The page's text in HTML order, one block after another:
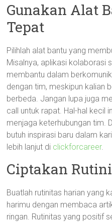
Gunakan Alat
Tepat
Pilihlah alat bantu yang
Misalnya, aplikasi kolaborasi
membantu dalam
dengan tim, meskipun kalian
berbeda. Jangan lupa juga
call untuk rapat. Hal-hal kecil
menjaga keterhubungan tim.
butuh inspirasi baru dalam
lebih lanjut di clickforcareer.
Ciptakan
Buatlah rutinitas harian yang
harimu dengan membaca
ringan. Rutinitas yang positif